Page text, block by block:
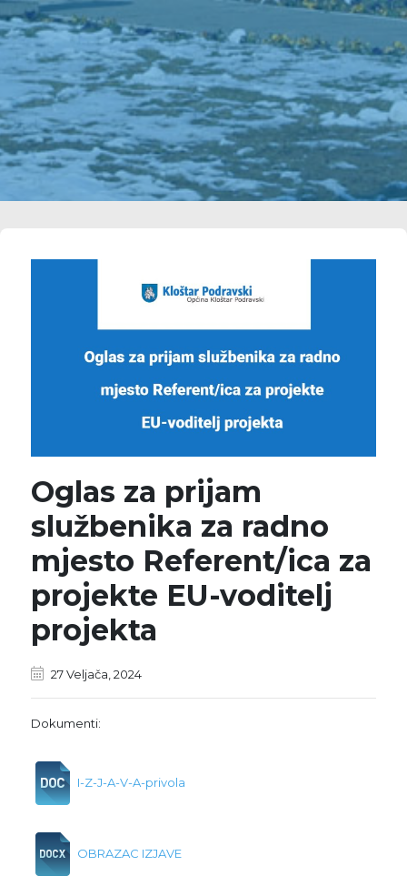
Oglas za prijam
službenika za radno
mjesto Referent/ica za
projekte EU-voditelj
projekta
27 Veljača, 2024
Dokumenti:
I-Z-J-A-V-A-privola
OBRAZAC IZJAVE